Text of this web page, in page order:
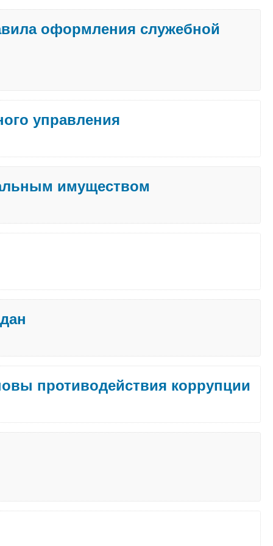
оформления служебной
управления
имуществом
противодействия коррупции